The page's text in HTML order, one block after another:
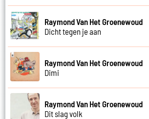
Raymond Van Het Groenewoud
Dicht tegen je aan
Raymond Van Het Groenewoud
Dimi
Raymond Van Het Groenewoud
Dit slag volk